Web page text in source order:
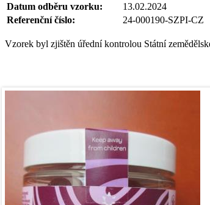
Datum odběru vzorku:
13.02.2024
Referenční číslo:
24-000190-SZPI-CZ
Vzorek byl zjištěn úřední kontrolou Státní